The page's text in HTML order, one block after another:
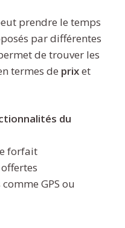
prendre le temps
par différentes
de trouver les
termes de prixet
du
forfait
GPS ou